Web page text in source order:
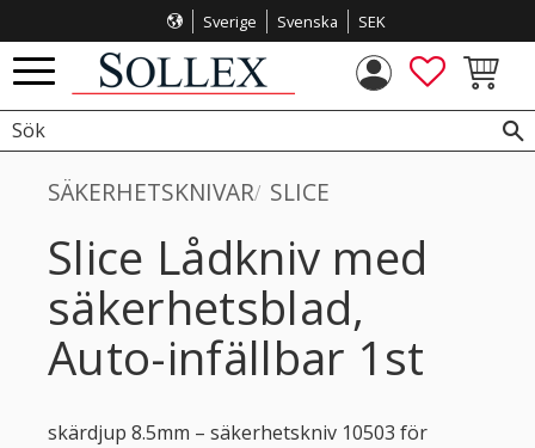
Meny
Sverige Svenska SEK
FAVORITER
SÄKERHETSKNIVAR SLICE
Slice Lådkniv med
säkerhetsblad,
Auto-infällbar 1st
skärdjup 8.5mm – säkerhetskniv 10503 för